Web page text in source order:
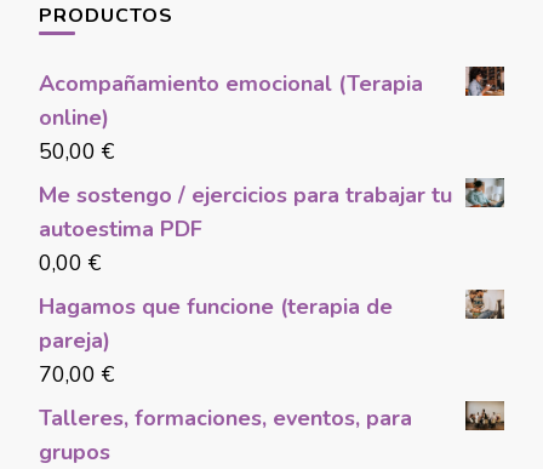
PRODUCTOS
Acompañamiento emocional (Terapia
online)
50,00 €
Me sostengo / ejercicios para trabajar tu
autoestima PDF
0,00 €
Hagamos que funcione (terapia de
pareja)
70,00 €
Talleres, formaciones, eventos, para
grupos